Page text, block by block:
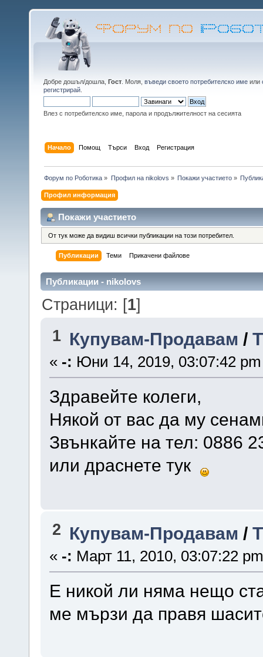
Добре дошъл/дошла, Гост . Моля, въведи своето потребителско име или
регистрирай
Влез с потребителско име, парола и продължителност на сесията
Начало Помощ Търси Вход Регистрация
Форум по Роботика » Профил на nikolovs » Покажи участието»
Профил информация
Покажи участието
От тук може да видиш всички публикации на този потребител.
Публикации Теми Прикачени файлове
Публикации - nikolovs
Страници: [1]
1 Купувам-Продавам /
« -: Юни 14, 2019, 03:07:42
Здравейте колеги,
Някой от вас да му
Звънкайте на тел: 0886
или драснете тук
2 Купувам-Продавам /
« -: Март 11, 2010, 03:07:22
Е никой ли няма нещо
ме мързи да правя